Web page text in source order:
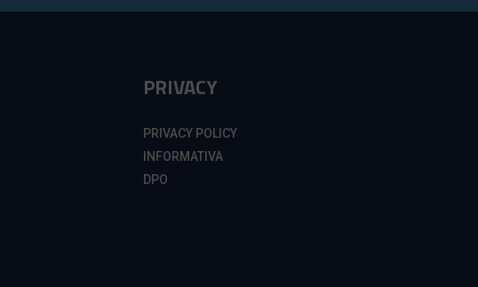
PRIVACY
PRIVACY POLICY
INFORMATIVA
DPO